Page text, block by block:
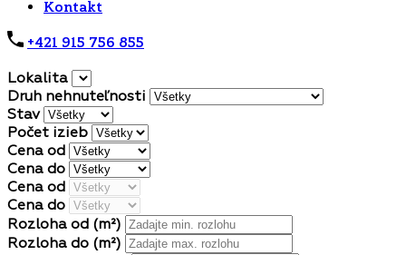
Kontakt
+421 915 756 855
Lokalita
Druh nehnuteľnosti
Stav
Počet izieb
Cena od
Cena do
Cena od
Cena do
Rozloha od (m²)
Rozloha do (m²)